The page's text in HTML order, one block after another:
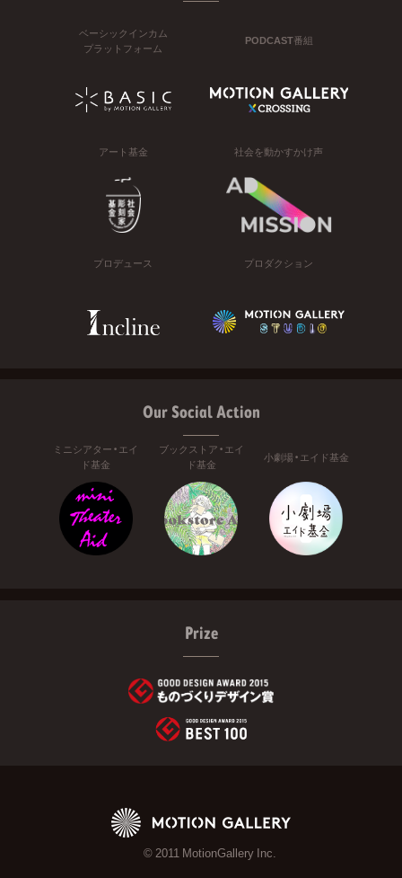
ベーシックインカム
プラットフォーム
PODCAST番組
アート基金 社会を動かすかけ声
プロデュース プロダクション
Our Social Action
ミニシアター・エイ
ド基金
ブックストア・エイ
ド基金
小劇場・エイド基金
Prize
© 2011 MotionGallery Inc.